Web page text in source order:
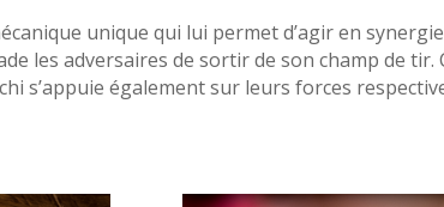
unique qui lui permet d’agir en
les adversaires de sortir de son champ de tir.
s’appuie également sur leurs forces